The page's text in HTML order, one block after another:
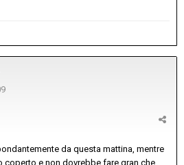
da questa mattina, mentre
coperto e non dovrebbe fare gran che